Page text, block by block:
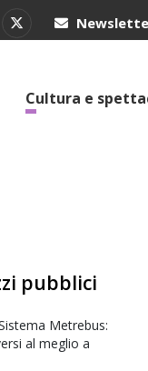
Cultura e
pubblici
Metrebus:
al meglio a